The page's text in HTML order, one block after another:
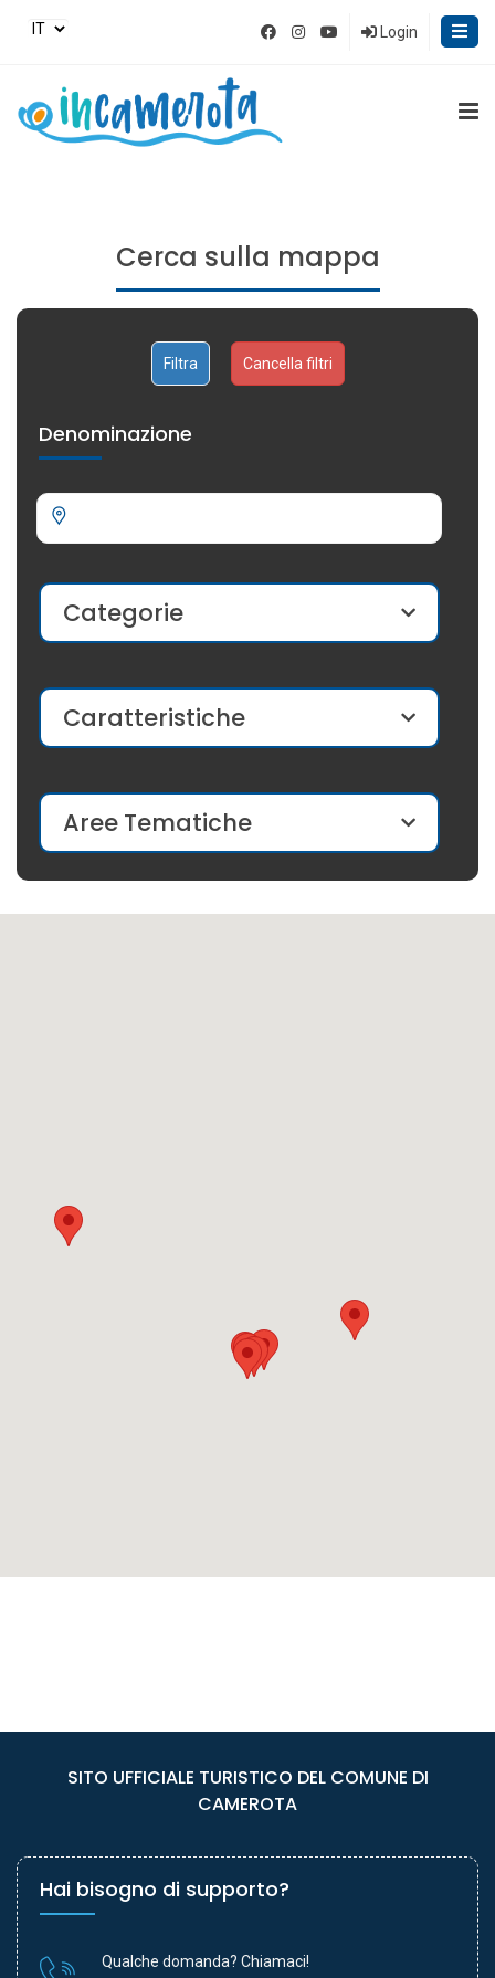
Login
Cerca sulla mappa
Denominazione
Cancella filtri
Categorie
Caratteristiche
Aree Tematiche
SITO UFFICIALE TURISTICO DEL COMUNE DI
CAMEROTA
Hai bisogno di supporto?
Qualche domanda? Chiamaci!